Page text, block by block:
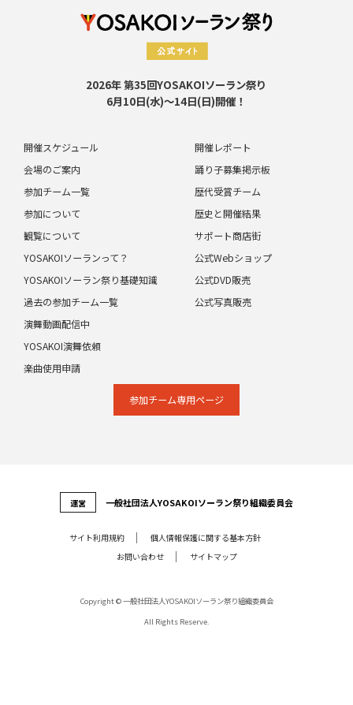
2026年 第35回YOSAKOIソーラン祭り
6月10日(水)～14日(日)開催！
開催スケジュール
会場のご案内
参加チーム一覧
参加について
観覧について
開催レポート
踊り子募集掲示板
歴代受賞チーム
歴史と開催結果
サポート商店街
YOSAKOIソーランって？
YOSAKOIソーラン祭り基礎知識
過去の参加チーム一覧
演舞動画配信中
公式Webショップ
公式DVD販売
公式写真販売
YOSAKOI演舞依頼
楽曲使用申請
参加チーム専⽤ページ
運営 ⼀般社団法⼈YOSAKOIソーラン祭り組織委員会
サイト利⽤規約
個⼈情報保護に関する基本⽅針
お問い合わせ
サイトマップ
Copyright © 一般社団法人YOSAKOIソーラン祭り組織委員会
All Rights Reserve.